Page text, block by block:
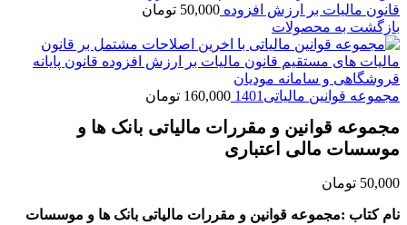
قانون مالیات بر ارزش افزوده 50,000 تومان
بازگشت به محصولات
مجموعه قوانین مالیاتی1401 160,000 تومان
مجموعه قوانین و مقررات مالیاتی بانک ها و
موسسات مالی اعتباری
50,000 تومان
نام کتاب :مجموعه قوانین و مقررات مالیاتی بانک ها و موسسات